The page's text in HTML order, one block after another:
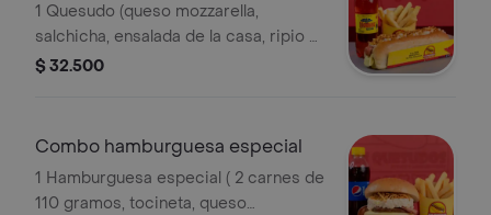
1 Quesudo (queso mozzarella,
salchicha, ensalada de la casa, ripio y
salsas). acompañado de papas a la
$ 32.500
Combo hamburguesa especial
1 Hamburguesa especial ( 2 carnes de
110 gramos, tocineta, queso